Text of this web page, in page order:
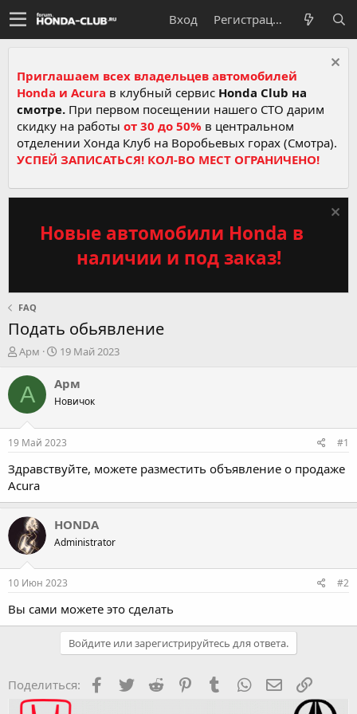
Вход Регистрация
Приглашаем всех владельцев автомобилей
Honda и Acura в клубный сервис Honda Club на
смотре. При первом посещении нашего СТО дарим
скидку на работы от 30 до 50% в центральном
отделении Хонда Клуб на Воробьевых горах (Смотра).
УСПЕЙ ЗАПИСАТЬСЯ! КОЛ-ВО МЕСТ ОГРАНИЧЕНО!
Новые автомобили Honda в
наличии и под заказ!
FAQ
Подать обьявление
А
т
о
р
е
ы
Арм
Д
т
а
н
ч
л
а
19 Май 2023
А Арм
Новичок
19 Май 2023 #1
Здравствуйте, можете разместить объявление о продаже
Acura
HONDA
Administrator
10 Июн 2023 #2
Вы сами можете это сделать
Войдите или зарегистрируйтесь для ответа.
Поделиться: Facebook
TwitterReddit PinterestTumblr WhatsApp Ссылка